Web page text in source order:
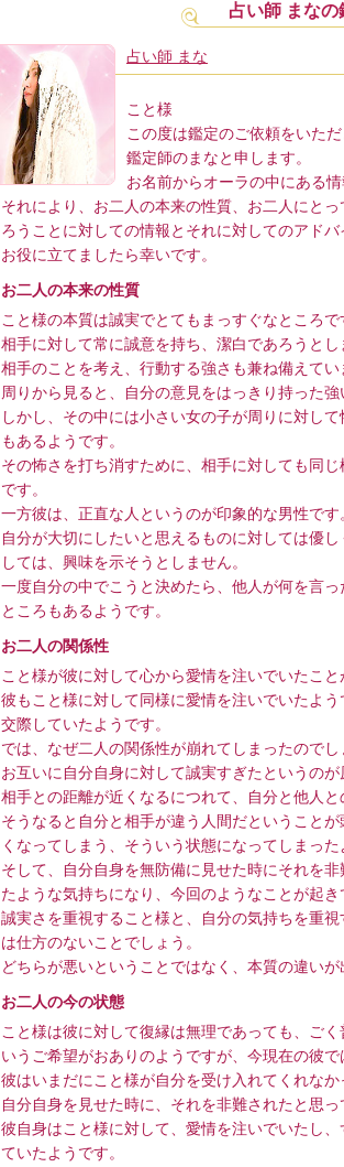
占い師 まなの
占い師 まな
こと様
この度は鑑定のご依頼をいた
鑑定師のまなと申します。
お名前からオーラの中にある
それにより、お二人の本来の性質、お二人にと
ろうことに対しての情報とそれに対してのアドバ
お役に立てましたら幸いです。
お二人の本来の性質
こと様の本質は誠実でとてもまっすぐなところで
相手に対して常に誠意を持ち、潔白であろうとし
相手のことを考え、行動する強さも兼ね備えてい
周りから見ると、自分の意見をはっきり持った強
しかし、その中には小さい女の子が周りに対し
もあるようです。
その怖さを打ち消すために、相手に対しても同
です。
一方彼は、正直な人というのが印象的な男性です
自分が大切にしたいと思えるものに対しては優
しては、興味を示そうとしません。
一度自分の中でこうと決めたら、他人が何を言
ところもあるようです。
お二人の関係性
こと様が彼に対して心から愛情を注いでいたこと
彼もこと様に対して同様に愛情を注いでいたよ
交際していたようです。
では、なぜ二人の関係性が崩れてしまったのでし
お互いに自分自身に対して誠実すぎたというのが
相手との距離が近くなるにつれて、自分と他人と
そうなると自分と相手が違う人間だということ
くなってしまう、そういう状態になってしまった
そして、自分自身を無防備に見せた時にそれを
たような気持ちになり、今回のようなことが起き
誠実さを重視すること様と、自分の気持ちを重
は仕方のないことでしょう。
どちらが悪いということではなく、本質の違いが
お二人の今の状態
こと様は彼に対して復縁は無理であっても、ご
いうご希望がおありのようですが、今現在の彼で
彼はいまだにこと様が自分を受け入れてくれなか
自分自身を見せた時に、それを非難されたと思っ
彼自身はこと様に対して、愛情を注いでいたし
ていたようです。